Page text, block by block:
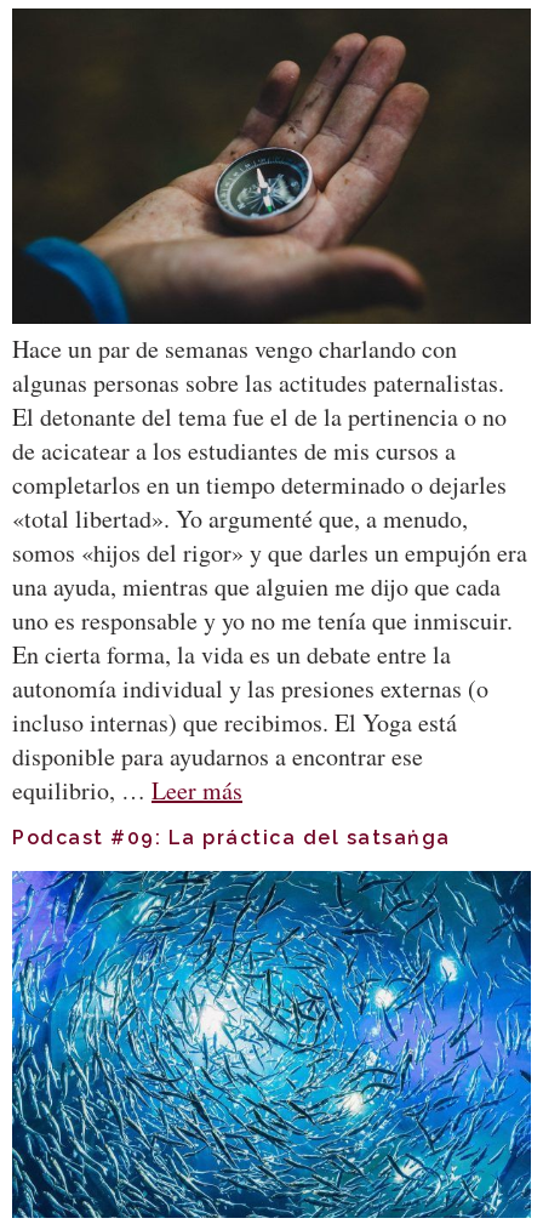
Hace un par de semanas vengo charlando con
algunas personas sobre las actitudes paternalistas.
El detonante del tema fue el de la pertinencia o no
de acicatear a los estudiantes de mis cursos a
completarlos en un tiempo determinado o dejarles
«total libertad». Yo argumenté que, a menudo,
somos «hijos del rigor» y que darles un empujón era
una ayuda, mientras que alguien me dijo que cada
uno es responsable y yo no me tenía que inmiscuir.
En cierta forma, la vida es un debate entre la
autonomía individual y las presiones externas (o
incluso internas) que recibimos. El Yoga está
disponible para ayudarnos a encontrar ese
equilibrio, … Leer más
Podcast #09: La práctica del satsaṅga